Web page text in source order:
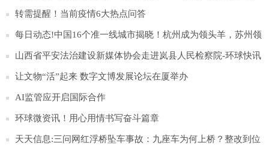
推介活动优秀奖
转需提醒！当前疫情6大热点问答
每日动态!中国16个准一线城市揭晓！杭州成为领头羊，苏州领
先重庆
山西省平安法治建设新媒体协会走进岚县人民检察院-环球快讯
让文物“活”起来 数字文博发展论坛在厦举办
AI监管应开启国际合作
环球微资讯！用心用情书写奋斗篇章
天天信息:三问网红浮桥坠车事故：九座车为何上桥？整改到位